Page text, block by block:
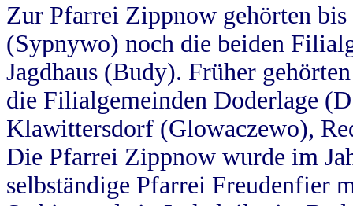
Zur Pfarrei Zippnow gehörten
(Sypnywo) noch die beiden
Jagdhaus (Budy). Früher
die Filialgemeinden Doderlage
Klawittersdorf (Glowaczewo),
Die Pfarrei Zippnow wurde im
selbständige Pfarrei Freudenfier